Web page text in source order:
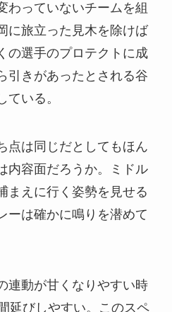
っていないチームを組
に旅立った見木を除けば
の選手のプロテクトに成
引きがあったとされる谷
ている。
は同じだとしてもほん
内容面だろうか。ミドル
まえに行く姿勢を見せる
ーは確かに鳴りを潜めて
連動が甘くなりやすい時
延びしやすい。このスペ